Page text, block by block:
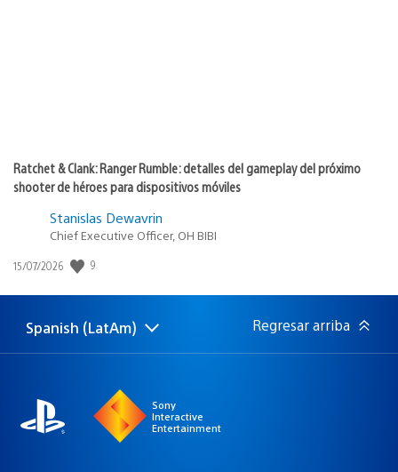
Ratchet & Clank: Ranger Rumble: detalles del gameplay del próximo
shooter de héroes para dispositivos móviles
Stanislas Dewavrin
Chief Executive Officer, OH BIBI
Fecha
publicación:
15/07/2026 9
Elige
una
Región
actual:
Spanish (LatAm) Regresar arriba
Sony
Interactive
Entertainment